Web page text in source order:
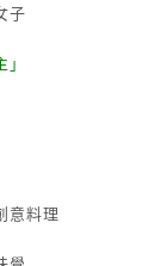
子
意料理